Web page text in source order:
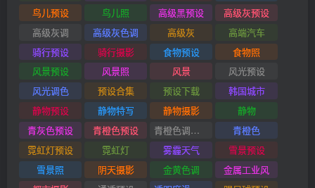
鸟儿预设
鸟儿照 高级黑预设
高级灰预设
高级灰调
高级灰色调 高级灰
高端汽车
骑行预设
骑行摄影 食物预设
食物照
风景预设
风景照 风景
风光预设
风光调色
预设合集 预设下载
韩国城市
静物预设
静物特写 静物摄影
静物
青灰色预设
青橙色预设 青橙色调预设
青橙色
霓虹灯预设
霓虹灯 雾霾天气
雪景预设
雪景照
阴天摄影 金黄色调
金属工业风